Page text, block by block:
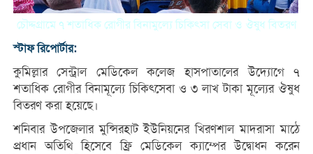
চৌদ্দগ্রামে ৭ শতাধিক রোগীর বিনামুল্যে চিকিৎসা সেবা ও ঔষুধ বিতরণ
স্টাফ রিপোর্টার:
কুমিল্লার সেন্ট্রাল মেডিকেল কলেজ হাসপাতালের উদ্যোগে ৭
শতাধিক রোগীর বিনামূল্যে চিকিৎসেবা ও ৩ লাখ টাকা মূল্যের ঔষুধ
বিতরণ করা হয়েছে।
শনিবার উপজেলার মুন্সিরহাট ইউনিয়নের খিরণশাল মাদরাসা মাঠে
প্রধান অতিথি হিসেবে ফ্রি মেডিকেল ক্যাম্পের উদ্বোধন করেন